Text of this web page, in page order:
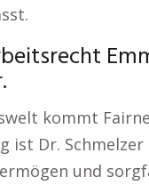
kommt
ist Dr.
und